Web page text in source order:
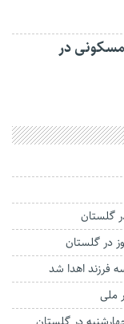
مسکونی در
در گلستان
ملی